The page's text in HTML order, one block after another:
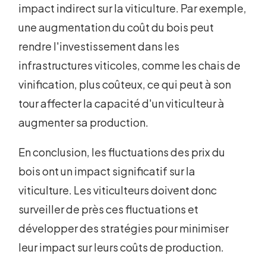
impact indirect sur la viticulture. Par exemple,
une augmentation du coût du bois peut
rendre l'investissement dans les
infrastructures viticoles, comme les chais de
vinification, plus coûteux, ce qui peut à son
tour affecter la capacité d'un viticulteur à
augmenter sa production.
En conclusion, les fluctuations des prix du
bois ont un impact significatif sur la
viticulture. Les viticulteurs doivent donc
surveiller de près ces fluctuations et
développer des stratégies pour minimiser
leur impact sur leurs coûts de production.